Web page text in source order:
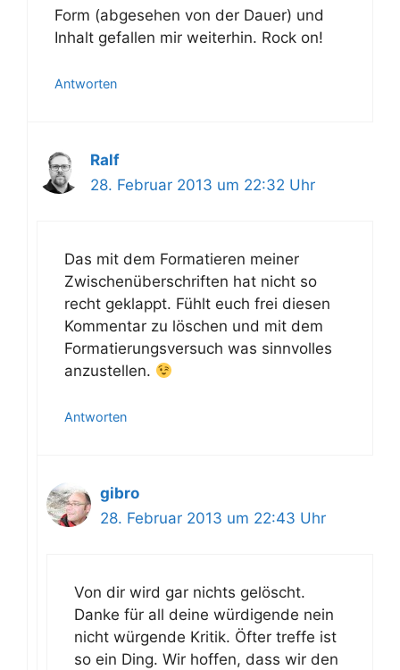
Form (abgesehen von der Dauer) und
Inhalt gefallen mir weiterhin. Rock on!
Antworten
Ralf
28. Februar 2013 um 22:32 Uhr
Das mit dem Formatieren meiner
Zwischenüberschriften hat nicht so
recht geklappt. Fühlt euch frei diesen
Kommentar zu löschen und mit dem
Formatierungsversuch was sinnvolles
anzustellen.
Antworten
gibro
28. Februar 2013 um 22:43 Uhr
Von dir wird gar nichts gelöscht.
Danke für all deine würdigende nein
nicht würgende Kritik. Öfter treffe ist
so ein Ding. Wir hoffen, dass wir den